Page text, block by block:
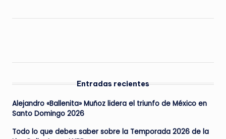
Entradas recientes
Alejandro «Ballenita» Muñoz lidera el triunfo de México en
Santo Domingo 2026
Todo lo que debes saber sobre la Temporada 2026 de la